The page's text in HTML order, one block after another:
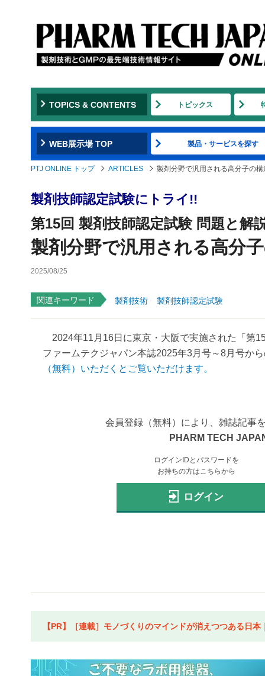
TOPICS & CONTENTS トピックス
WEB展示場 TOP 製品・サービスを探す
PTJ ONLINE トップ ARTICLES 製剤分野で汎用される高分子の
製剤技師認定試験にトライ!!
第15回 製剤技師認定試験 問題と解
製剤分野で汎用される高分
2025/08/25
関連キーワード 製剤技術 製剤技師認定試験
2024年11月16日に東京・大阪で実施された「第
ファームテクジャパン本誌2025年3月号～8月号か
（無料）いただくとご覧いただけます。
会員登録（無料）により、雑誌記事
PHARM TECH
ログインIDとパスワードを
お持ちの方はこちらから
ログイン
【PR】［連載］モノづくりのマインドが消えつつある日